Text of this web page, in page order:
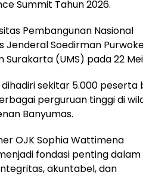
Summit Tahun 2026.
Pembangunan Nasional
Jenderal Soedirman
Surakarta (UMS) pada 22
sekitar 5.000 peserta
perguruan tinggi di
Banyumas.
OJK Sophia Wattimena
fondasi penting dalam
akuntabel, dan